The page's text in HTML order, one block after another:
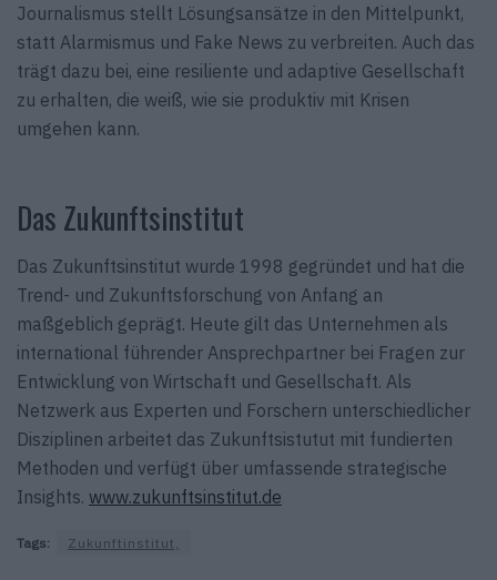
Journalismus stellt Lösungsansätze in den Mittelpunkt,
statt Alarmismus und Fake News zu verbreiten. Auch das
trägt dazu bei, eine resiliente und adaptive Gesellschaft
zu erhalten, die weiß, wie sie produktiv mit Krisen
umgehen kann.
Das Zukunftsinstitut
Das Zukunftsinstitut wurde 1998 gegründet und hat die
Trend- und Zukunftsforschung von Anfang an
maßgeblich geprägt. Heute gilt das Unternehmen als
international führender Ansprechpartner bei Fragen zur
Entwicklung von Wirtschaft und Gesellschaft. Als
Netzwerk aus Experten und Forschern unterschiedlicher
Disziplinen arbeitet das Zukunftsistutut mit fundierten
Methoden und verfügt über umfassende strategische
Insights. www.zukunftsinstitut.de
Tags: Zukunftinstitut,